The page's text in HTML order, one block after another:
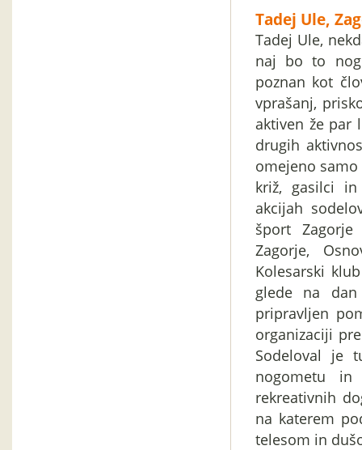
Tadej Ule,
Tadej Ule,
naj bo to
poznan kot
vprašanj,
aktiven že par
drugih
omejeno
križ, gasilci
akcijah
šport
Zagorje,
Kolesarski
glede na
pripravljen
organizaciji
Sodeloval je
nogometu
rekreativnih
na katerem
telesom in